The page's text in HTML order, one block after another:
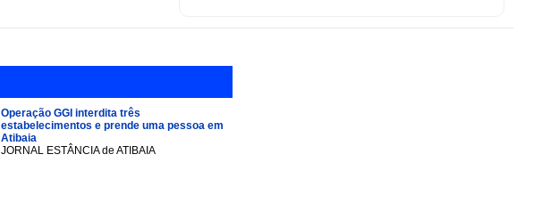
Operação GGI interdita três
estabelecimentos e prende uma pessoa em
Atibaia
JORNAL ESTÂNCIA de ATIBAIA